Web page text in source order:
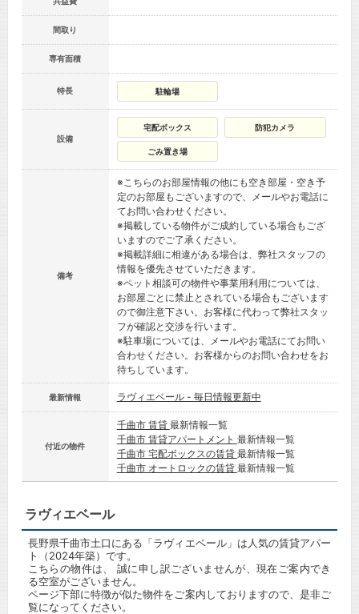
間取り
専有面積
特長 駐輪場
設備
宅配ボックス 防犯カメラ
ごみ置き場
備考
※こちらのお部屋情報の他にも空き部屋・空き予
定のお部屋もございますので、メールやお電話に
てお問い合わせください。
※掲載している物件がご成約している場合もござ
いますのでご了承ください。
※掲載詳細に相違がある場合は、弊社スタッフの
情報を優先させていただきます。
※ペット相談可の物件や事業用利用については、
お部屋ごとに禁止とされている場合もございます
ので御注意下さい。お客様に代わって弊社スタッ
フが確認と交渉を行います。
※駐車場については、メールやお電話にてお問い
合わせください。お客様からのお問い合わせをお
待ちしています。
最新情報 ラヴィエベール - 毎日情報更新中
付近の物件
千曲市 賃貸 最新情報一覧
千曲市 賃貸アパートメント 最新情報一覧
千曲市 宅配ボックスの賃貸 最新情報一覧
千曲市 オートロックの賃貸 最新情報一覧
ラヴィエベール
長野県千曲市土口にある「ラヴィエベール」は人気の賃貸アパー
ト（2024年築）です。
こちらの物件は、 誠に申し訳ございませんが、現在ご案内でき
る空室がございません。
ページ下部に特徴が似た物件をご案内しておりますので、是非ご
覧になってください。